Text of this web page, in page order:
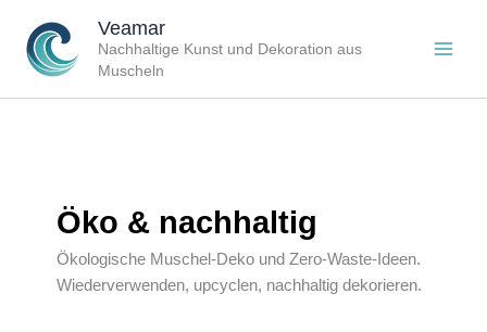
Inhalt
springen
Veamar
Nachhaltige Kunst und Dekoration aus
Muscheln
Öko & nachhaltig
Ökologische Muschel-Deko und Zero-Waste-Ideen.
Wiederverwenden, upcyclen, nachhaltig dekorieren.